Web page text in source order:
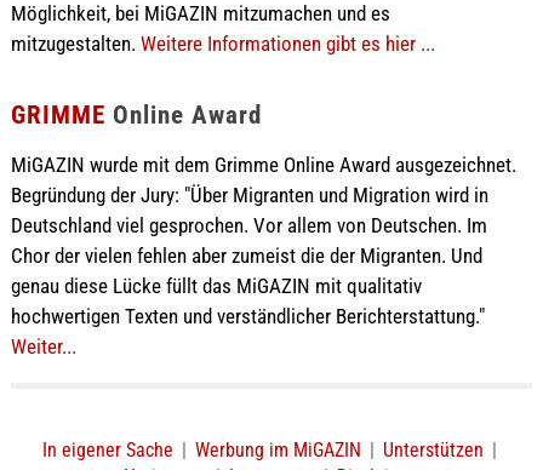
Möglichkeit, bei MiGAZIN mitzumachen und es
mitzugestalten. Weitere Informationen gibt es hier ...
GRIMME Online Award
MiGAZIN wurde mit dem Grimme Online Award ausgezeichnet.
Begründung der Jury: "Über Migranten und Migration wird in
Deutschland viel gesprochen. Vor allem von Deutschen. Im
Chor der vielen fehlen aber zumeist die der Migranten. Und
genau diese Lücke füllt das MiGAZIN mit qualitativ
hochwertigen Texten und verständlicher Berichterstattung."
Weiter...
In eigener Sache | Werbung im MiGAZIN | Unterstützen |